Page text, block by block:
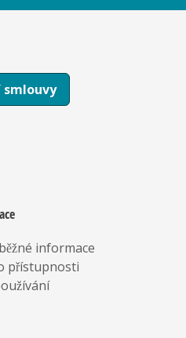
smlouvy
informace
přístupnosti